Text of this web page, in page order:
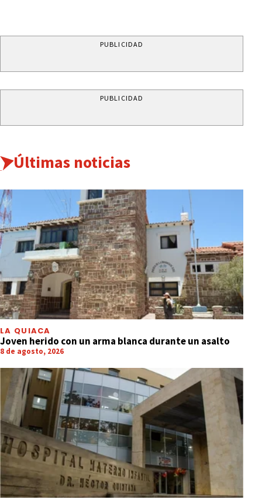
PUBLICIDAD
PUBLICIDAD
Últimas noticias
LA QUIACA
Joven herido con un arma blanca durante un asalto
8 de agosto, 2026